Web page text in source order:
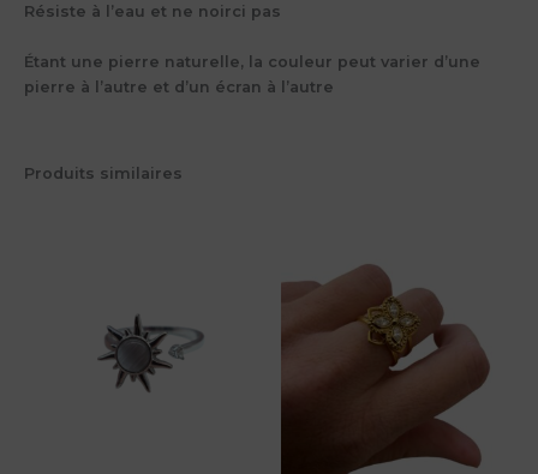
Résiste à l’eau et ne noirci pas
Étant une pierre naturelle, la couleur peut varier d’une
pierre à l’autre et d’un écran à l’autre
Produits similaires